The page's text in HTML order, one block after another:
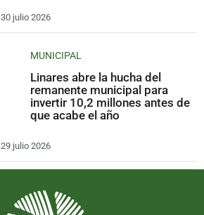
30 julio 2026
MUNICIPAL
Linares abre la hucha del
remanente municipal para
invertir 10,2 millones antes de
que acabe el año
29 julio 2026